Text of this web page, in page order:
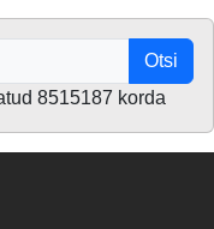
Otsi
8515187 korda